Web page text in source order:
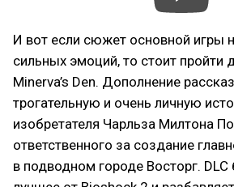
И вот если сюжет основной игры
сильных эмоций, то стоит пройти
Minerva’s Den. Дополнение
трогательную и очень личную
изобретателя Чарльза Милтона
ответственного за создание
в подводном городе Восторг. DLC